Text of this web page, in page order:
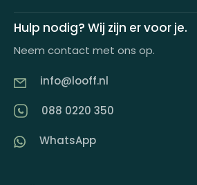
Demo aanvragen
Keuzecadeauconcepten
Looff keuzecadeaukaart
Producten in huisstijl
Hulp nodig? Wij zijn er voor je.
Neem contact met ons op.
info@looff.nl
088 0220 350
WhatsApp